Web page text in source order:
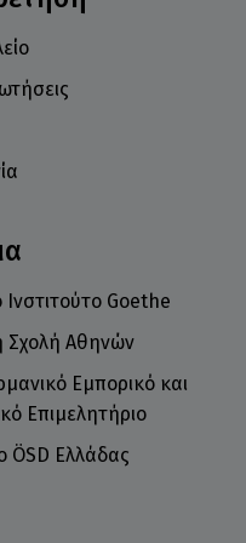
Ινστιτούτο Goethe
Σχολή Αθηνών
Εμπορικό και
Επιμελητήριο
ÖSD Ελλάδας